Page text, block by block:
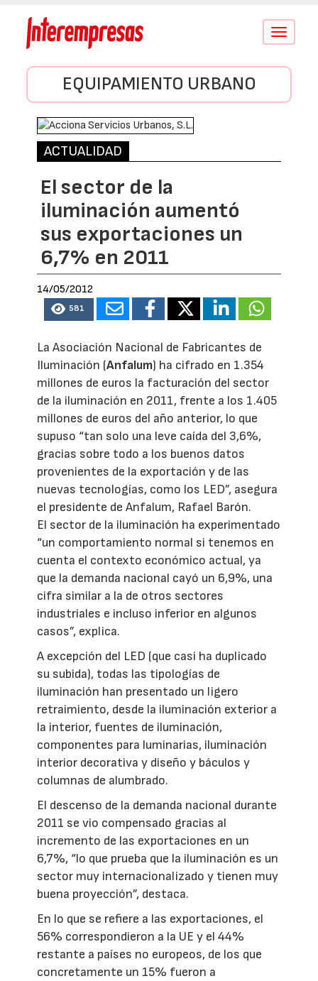
Conmutar
EQUIPAMIENTO URBANO
ACTUALIDAD
El sector de la
iluminación aumentó
sus exportaciones un
6,7% en 2011
14/05/2012
581
La Asociación Nacional de Fabricantes de
Iluminación (Anfalum) ha cifrado en 1.354
millones de euros la facturación del sector
de la iluminación en 2011, frente a los 1.405
millones de euros del año anterior, lo que
supuso “tan solo una leve caída del 3,6%,
gracias sobre todo a los buenos datos
provenientes de la exportación y de las
nuevas tecnologías, como los LED”, asegura
el presidente de Anfalum, Rafael Barón.
El sector de la iluminación ha experimentado
“un comportamiento normal si tenemos en
cuenta el contexto económico actual, ya
que la demanda nacional cayó un 6,9%, una
cifra similar a la de otros sectores
industriales e incluso inferior en algunos
casos”, explica.
A excepción del LED (que casi ha duplicado
su subida), todas las tipologías de
iluminación han presentado un ligero
retraimiento, desde la iluminación exterior a
la interior, fuentes de iluminación,
componentes para luminarias, iluminación
interior decorativa y diseño y báculos y
columnas de alumbrado.
El descenso de la demanda nacional durante
2011 se vio compensado gracias al
incremento de las exportaciones en un
6,7%, “lo que prueba que la iluminación es un
sector muy internacionalizado y tienen muy
buena proyección”, destaca.
En lo que se refiere a las exportaciones, el
56% correspondieron a la UE y el 44%
restante a países no europeos, de los que
concretamente un 15% fueron a